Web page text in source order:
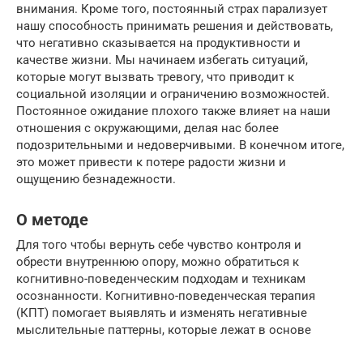
внимания. Кроме того, постоянный страх парализует
нашу способность принимать решения и действовать,
что негативно сказывается на продуктивности и
качестве жизни. Мы начинаем избегать ситуаций,
которые могут вызвать тревогу, что приводит к
социальной изоляции и ограничению возможностей.
Постоянное ожидание плохого также влияет на наши
отношения с окружающими, делая нас более
подозрительными и недоверчивыми. В конечном итоге,
это может привести к потере радости жизни и
ощущению безнадежности.
О методе
Для того чтобы вернуть себе чувство контроля и
обрести внутреннюю опору, можно обратиться к
когнитивно-поведенческим подходам и техникам
осознанности. Когнитивно-поведенческая терапия
(КПТ) помогает выявлять и изменять негативные
мыслительные паттерны, которые лежат в основе